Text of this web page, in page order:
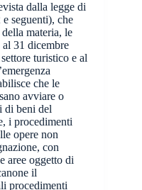
dalla legge di
seguenti), che
materia, le
31 dicembre
turistico e al
che le
avviare o
di beni del
i procedimenti
opere non
con
aree oggetto di
il
procedimenti